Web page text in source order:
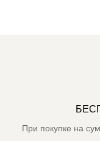
При покупке на